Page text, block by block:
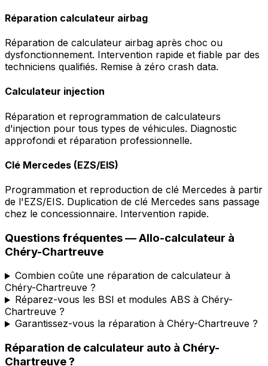
Réparation calculateur airbag
Réparation de calculateur airbag après choc ou
dysfonctionnement. Intervention rapide et fiable par des
techniciens qualifiés. Remise à zéro crash data.
Calculateur injection
Réparation et reprogrammation de calculateurs
d'injection pour tous types de véhicules. Diagnostic
approfondi et réparation professionnelle.
Clé Mercedes (EZS/EIS)
Programmation et reproduction de clé Mercedes à partir
de l'EZS/EIS. Duplication de clé Mercedes sans passage
chez le concessionnaire. Intervention rapide.
Questions fréquentes —Allo-calculateur à
Chéry-Chartreuve
Combien coûte une réparation de calculateur à
Chéry-Chartreuve ?
Réparez-vous les BSI et modules ABS à Chéry-
Chartreuve ?
Garantissez-vous la réparation à Chéry-Chartreuve ?
Réparation de calculateur auto à Chéry-
Chartreuve?